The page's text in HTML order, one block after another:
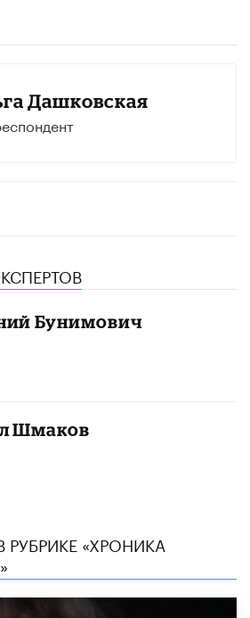
Дашковская
Бунимович
Шмаков
РУБРИКЕ «ХРОНИКА